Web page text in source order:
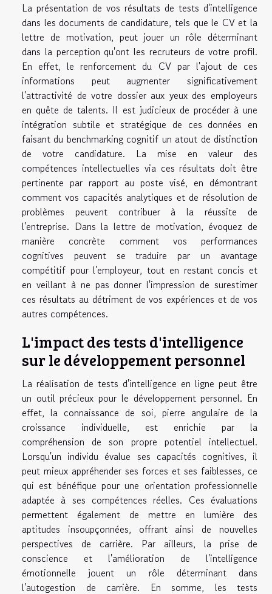
La présentation de vos résultats de tests d'intelligence
dans les documents de candidature, tels que le CV et la
lettre de motivation, peut jouer un rôle déterminant
dans la perception qu'ont les recruteurs de votre profil.
En effet, le renforcement du CV par l'ajout de ces
informations peut augmenter significativement
l'attractivité de votre dossier aux yeux des employeurs
en quête de talents. Il est judicieux de procéder à une
intégration subtile et stratégique de ces données en
faisant du benchmarking cognitif un atout de distinction
de votre candidature. La mise en valeur des
compétences intellectuelles via ces résultats doit être
pertinente par rapport au poste visé, en démontrant
comment vos capacités analytiques et de résolution de
problèmes peuvent contribuer à la réussite de
l'entreprise. Dans la lettre de motivation, évoquez de
manière concrète comment vos performances
cognitives peuvent se traduire par un avantage
compétitif pour l'employeur, tout en restant concis et
en veillant à ne pas donner l'impression de surestimer
ces résultats au détriment de vos expériences et de vos
autres compétences.
L'impact des tests d'intelligence
sur le développement personnel
La réalisation de tests d'intelligence en ligne peut être
un outil précieux pour le développement personnel. En
effet, la connaissance de soi, pierre angulaire de la
croissance individuelle, est enrichie par la
compréhension de son propre potentiel intellectuel.
Lorsqu'un individu évalue ses capacités cognitives, il
peut mieux appréhender ses forces et ses faiblesses, ce
qui est bénéfique pour une orientation professionnelle
adaptée à ses compétences réelles. Ces évaluations
permettent également de mettre en lumière des
aptitudes insoupçonnées, offrant ainsi de nouvelles
perspectives de carrière. Par ailleurs, la prise de
conscience et l'amélioration de l'intelligence
émotionnelle jouent un rôle déterminant dans
l'autogestion de carrière. En somme, les tests